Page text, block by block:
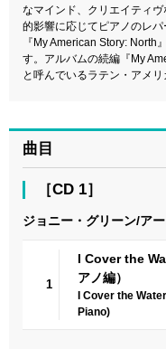
なマインド、クリエイティ
的影響に応じてピアノのレパ
『My American Story: North
す。アルバムの続編『My
と呼んでいるラテン・アメ
曲目
［CD 1］
ジョニー・グリーン/ア
1
I Cover the
アノ編）
I Cover the
Piano)